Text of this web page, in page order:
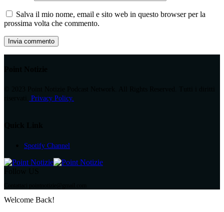
Salva il mio nome, email e sito web in questo browser per la
prossima volta che commento.
Privacy Policy.
Spotify Channel
Welcome Back!